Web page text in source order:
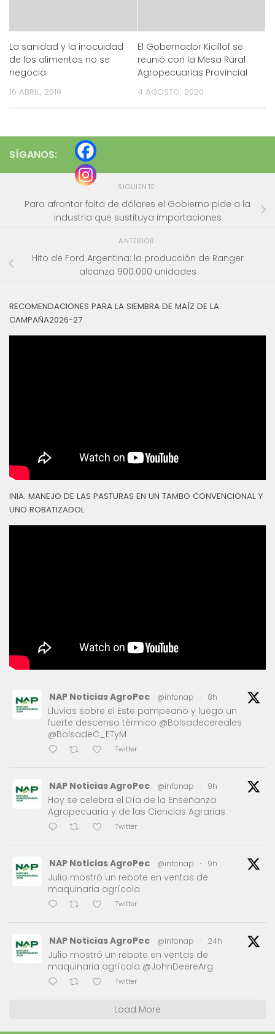
La sanidad y la inocuidad
de los alimentos no se
negocia
16 ABRIL, 2019
El Gobernador Kicillof se
reunió con la Mesa Rural
Agropecuarias Provincial
4 AGOSTO, 2020
SÍGANOS:
SIGUIENTE
Para afrontar falta de dólares el Gobierno pide a la
industria que sustituya importaciones
ANTERIOR
Hito de Ford Argentina: la producción de Ranger
alcanza 900.000 unidades
RECOMENDACIONES PARA LA SIEMBRA DE MAÍZ DE LA
CAMPAÑA2026-27
INIA: MANEJO DE LAS PASTURAS EN UN TAMBO CONVENCIONAL Y
UNO ROBATIZADOL
NAP Noticias AgroPec @infonap · 8h
Lluvias sobre el Este pampeano y luego un
fuerte descenso térmico @Bolsadecereales
@BolsadeC_ETyM
Twitter
NAP Noticias AgroPec @infonap · 9h
Hoy se celebra el Día de la Enseñanza
Agropecuaria y de las Ciencias Agrarias
Twitter
NAP Noticias AgroPec @infonap · 9h
Julio mostró un rebote en ventas de
maquinaria agrícola
Twitter
NAP Noticias AgroPec @infonap · 24h
Julio mostró un rebote en ventas de
maquinaria agrícola @JohnDeereArg
Twitter
Load More